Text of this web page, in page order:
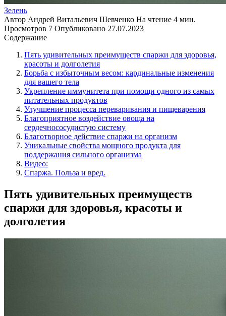
Зелень
Автор Андрей Витальевич Шевченко На чтение 4 мин.
Просмотров 7 Опубликовано 27.07.2023
Содержание
Пять удивительных преимуществ спаржи для здоровья,
красоты и долголетия
Борьба с избыточным весом: кардинальные изменения
для вашего тела
Укрепление иммунитета при помощи одного из самых
питательных продуктов
Улучшение процесса переваривания и пищеварения
Благоприятное воздействие овоща на
сердечнососудистую систему
Благотворное действие спаржи на организм
Уникальные свойства мощного продукта для
поддержания сильного организма
Видео:
Спаржа. Польза и вред.
Пять удивительных преимуществ
спаржи для здоровья, красоты и
долголетия